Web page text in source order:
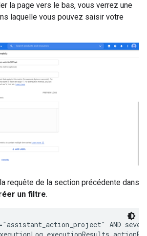
la page vers le bas, vous verrez une
laquelle vous pouvez saisir votre
requête de la section précédente dans
un filtre.
AND